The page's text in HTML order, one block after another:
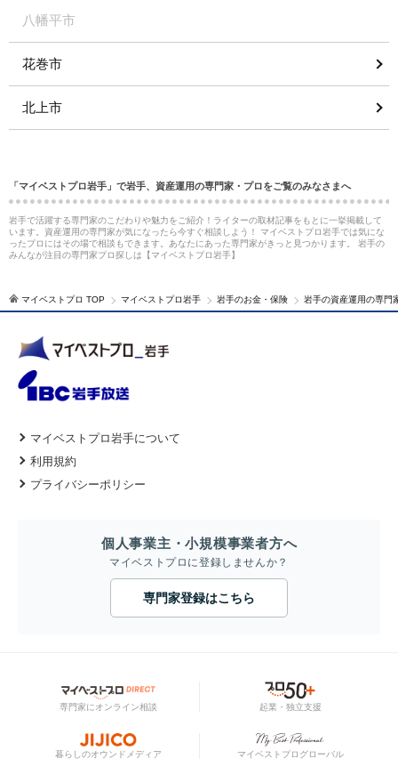
八幡平市
花巻市
北上市
「マイベストプロ岩手」で岩手、資産運用の専門家・プロをご覧のみなさまへ
岩手で活躍する専門家のこだわりや魅力をご紹介！ライターの取材記事をもとに一挙掲載して
います。資産運用の専門家が気になったら今すぐ相談しよう！ マイベストプロ岩手では気にな
ったプロにはその場で相談もできます。あなたにあった専門家がきっと見つかります。 岩手の
みんなが注目の専門家プロ探しは【マイベストプロ岩手】
マイベストプロ TOP マイベストプロ岩手 岩手のお金・保険 岩手の資産運用の専門
マイベストプロ岩手について
利用規約
プライバシーポリシー
個人事業主・小規模事業者方へ
マイベストプロに登録しませんか？
専門家登録はこちら
専門家にオンライン相談 起業・独立支援
暮らしのオウンドメディア マイベストプログローバル